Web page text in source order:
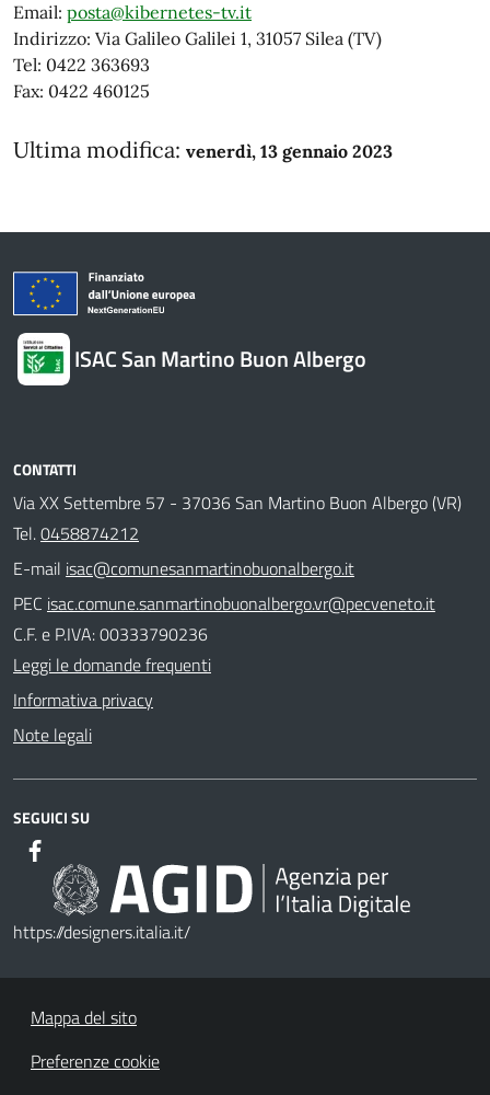
Email: posta@kibernetes-tv.it
Indirizzo: Via Galileo Galilei 1, 31057 Silea (TV)
Tel: 0422 363693
Fax: 0422 460125
Ultima modifica: venerdì, 13 gennaio 2023
ISAC San Martino Buon Albergo
CONTATTI
Via XX Settembre 57 - 37036 San Martino Buon Albergo (VR)
Tel.0458874212
E-mail isac@comunesanmartinobuonalbergo.it
PEC isac.comune.sanmartinobuonalbergo.vr@pecveneto.it
C.F. e P.IVA: 00333790236
Leggi le domande frequenti
Informativa privacy
Note legali
SEGUICI SU
https://designers.italia.it/
Mappa del sito
Preferenze cookie